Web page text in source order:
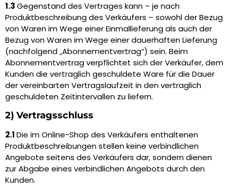
1.3Gegenstand des Vertrages kann – je nach
Produktbeschreibung des Verkäufers – sowohl der Bezug
von Waren im Wege einer Einmallieferung als auch der
Bezug von Waren im Wege einer dauerhaften Lieferung
(nachfolgend „Abonnementvertrag“) sein. Beim
Abonnementvertrag verpflichtet sich der Verkäufer, dem
Kunden die vertraglich geschuldete Ware für die Dauer
der vereinbarten Vertragslaufzeit in den vertraglich
geschuldeten Zeitintervallen zu liefern.
2) Vertragsschluss
2.1Die im Online-Shop des Verkäufers enthaltenen
Produktbeschreibungen stellen keine verbindlichen
Angebote seitens des Verkäufers dar, sondern dienen
zur Abgabe eines verbindlichen Angebots durch den
Kunden.